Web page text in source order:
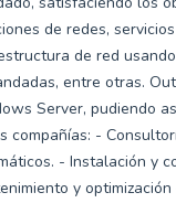
de redes,
de red
entre otras.
Server, pudiendo
compañías: -
- Instalación y
y